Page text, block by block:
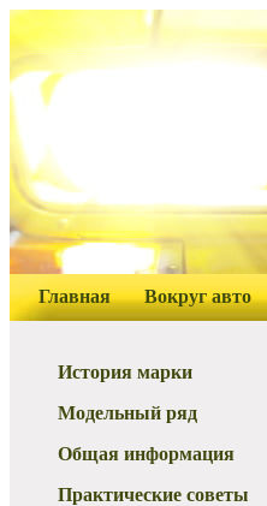
Главная Вокруг авто
История марки
Модельный ряд
Общая информация
Практические советы